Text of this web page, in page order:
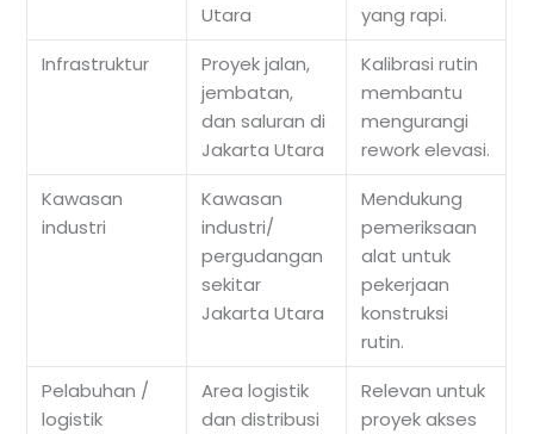
Utara
yang rapi.
Infrastruktur
Proyek jalan,
jembatan,
dan saluran di
Jakarta Utara
Kalibrasi rutin
membantu
mengurangi
rework elevasi.
Kawasan
industri
Kawasan
industri/
pergudangan
sekitar
Jakarta Utara
Mendukung
pemeriksaan
alat untuk
pekerjaan
konstruksi
rutin.
Pelabuhan /
logistik
Area logistik
dan distribusi
Relevan untuk
proyek akses